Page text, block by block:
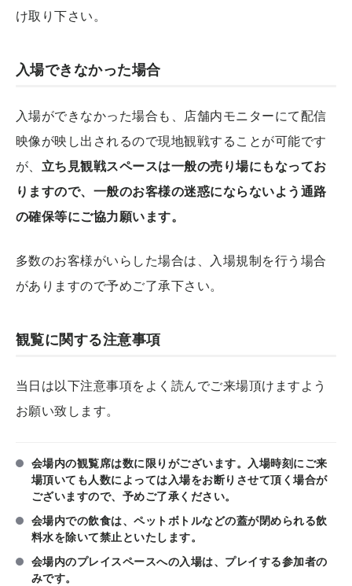
け取り下さい。
入場できなかった場合
入場ができなかった場合も、店舗内モニターにて配信
映像が映し出されるので現地観戦することが可能です
が、 立ち見観戦スペースは一般の売り場にもなってお
りますので、一般のお客様の迷惑にならないよう通路
の確保等にご協力願います。
多数のお客様がいらした場合は、入場規制を行う場合
がありますので予めご了承下さい。
観覧に関する注意事項
当日は以下注意事項をよく読んでご来場頂けますよう
お願い致します。
会場内の観覧席は数に限りがございます。入場時刻にご来
場頂いても人数によっては入場をお断りさせて頂く場合が
ございますので、予めご了承ください。
会場内での飲食は、ペットボトルなどの蓋が閉められる飲
料水を除いて禁止といたします。
会場内のプレイスペースへの入場は、プレイする参加者の
みです。